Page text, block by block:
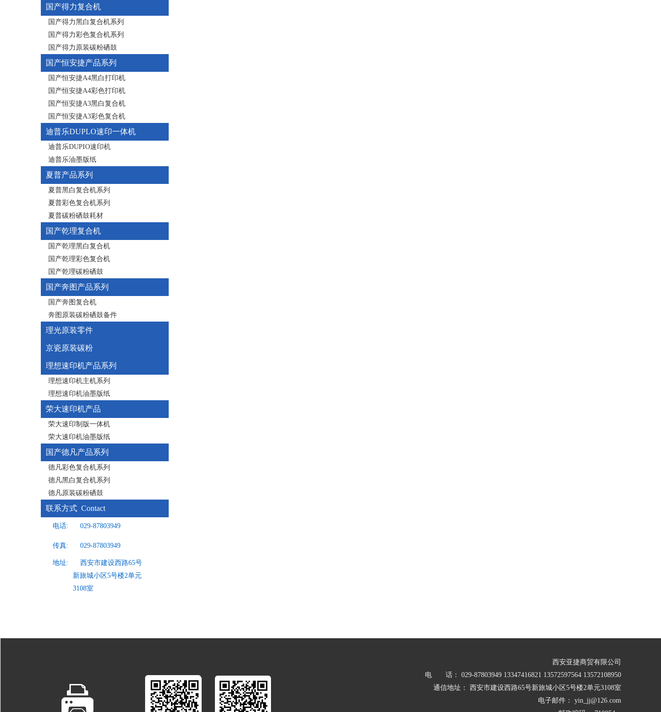
国产得力复合机
国产得力黑白复合机系列
国产得力彩色复合机系列
国产得力原装碳粉硒鼓
国产恒安捷产品系列
国产恒安捷A4黑白打印机
国产恒安捷A4彩色打印机
国产恒安捷A3黑白复合机
国产恒安捷A3彩色复合机
迪普乐DUPLO速印一体机
迪普乐DUPIO速印机
迪普乐油墨版纸
夏普产品系列
夏普黑白复合机系列
夏普彩色复合机系列
夏普碳粉硒鼓耗材
国产乾理复合机
国产乾理黑白复合机
国产乾理彩色复合机
国产乾理碳粉硒鼓
国产奔图产品系列
国产奔图复合机
奔图原装碳粉硒鼓备件
理光原装零件
京瓷原装碳粉
理想速印机产品系列
理想速印机主机系列
理想速印机油墨版纸
荣大速印机产品
荣大速印制版一体机
荣大速印机油墨版纸
国产德凡产品系列
德凡彩色复合机系列
德凡黑白复合机系列
德凡原装碳粉硒鼓
联系方式 Contact
电话: 029-87803949
传真: 029-87803949
地址:
西安市建设西路65号
新旅城小区5号楼2单元
3108室
西安亚捷商贸有限公司
电 话： 029-87803949 13347416821 13572597564 13572108950
通信地址： 西安市建设西路65号新旅城小区5号楼2单元3108室
电子邮件： yin_jj@126.com